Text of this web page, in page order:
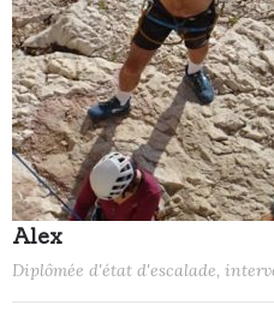
Alex
Diplômée d'état d'escalade,